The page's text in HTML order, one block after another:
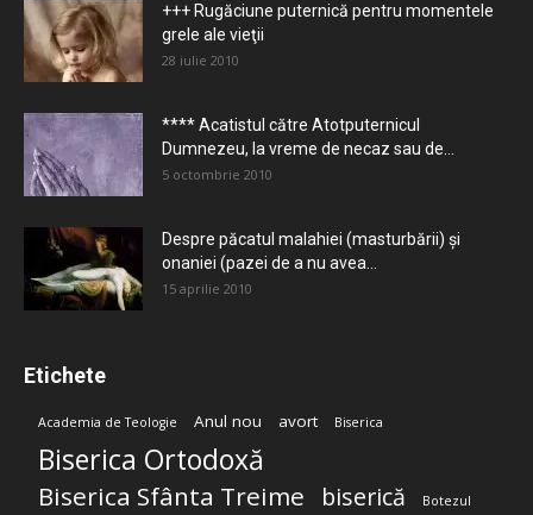
+++ Rugăciune puternică pentru momentele
grele ale vieţii
28 iulie 2010
**** Acatistul către Atotputernicul
Dumnezeu, la vreme de necaz sau de...
5 octombrie 2010
Despre păcatul malahiei (masturbării) şi
onaniei (pazei de a nu avea...
15 aprilie 2010
Etichete
Academia de Teologie Anul nou avort Biserica
Biserica Ortodoxă
Biserica Sfânta Treime biserică Botezul